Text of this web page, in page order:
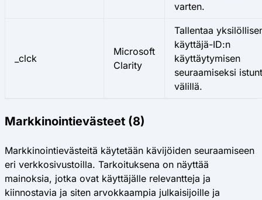
varten.
_clck
Microsoft
Clarity
Tallentaa
käyttäjä-ID:n
käyttäytymisen
seuraamiseksi
välillä.
Markkinointievästeet (8)
Markkinointievästeitä käytetään kävijöiden seuraamiseen
eri verkkosivustoilla. Tarkoituksena on näyttää
mainoksia, jotka ovat käyttäjälle relevantteja ja
kiinnostavia ja siten arvokkaampia julkaisijoille ja